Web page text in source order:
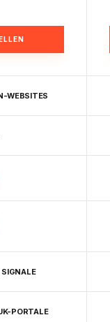
WEBSITES
PORTALE